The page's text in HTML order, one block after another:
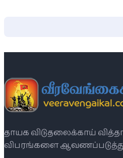
தாயக விடுதலைக்காய்
விபரங்களை